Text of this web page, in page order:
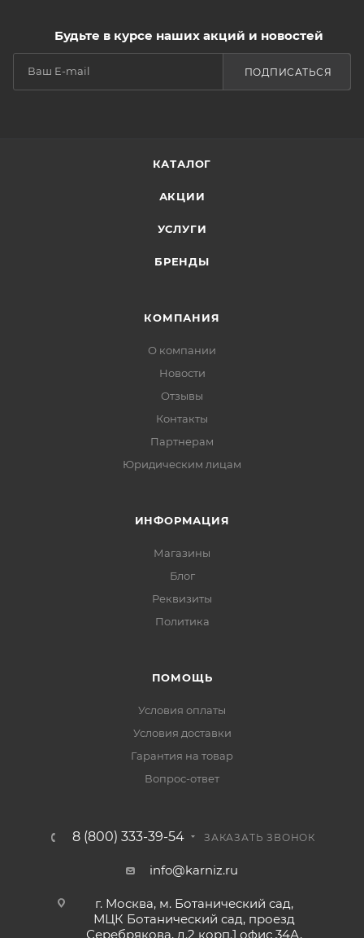
Будьте в курсе наших акций и новостей
ПОДПИСАТЬСЯ
КАТАЛОГ
АКЦИИ
УСЛУГИ
БРЕНДЫ
КОМПАНИЯ
О компании
Новости
Отзывы
Контакты
Партнерам
Юридическим лицам
ИНФОРМАЦИЯ
Магазины
Блог
Реквизиты
Политика
ПОМОЩЬ
Условия оплаты
Условия доставки
Гарантия на товар
Вопрос-ответ
8 (800) 333-39-54 ЗАКАЗАТЬ ЗВОНОК
info@karniz.ru
г. Москва, м. Ботанический сад,
МЦК Ботанический сад, проезд
Серебрякова, д.2 корп.1 офис 34А,